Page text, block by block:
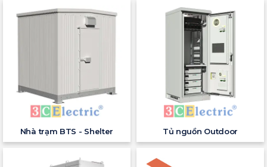
Nhà trạm BTS - Shelter Tủ nguồn Outdoor